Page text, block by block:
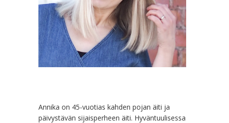
Annika on 45-vuotias kahden pojan äiti ja
päivystävän sijaisperheen äiti. Hyväntuulisessa